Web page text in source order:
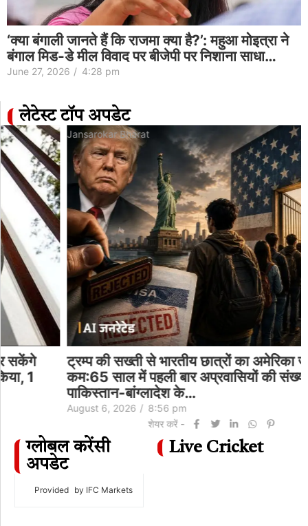
‘क्या बंगाली जानते हैं कि राजमा क्या है?’: महुआ मोइत्रा ने
बंगाल मिड-डे मील विवाद पर बीजेपी पर निशाना साधा…
June 27, 2026 / 4:28 pm
लेटेस्ट टॉप अपडेट
Jansarokar Bharat
ट्रम्प की सख्ती से भारतीय छात्रों का अमेरिका जाना
कम:65 साल में पहली बार अप्रवासियों की संख्या घटी;
पाकिस्तान-बांग्लादेश के…
August 6, 2026 / 8:56 pm
ग्लोबल करेंसी
अपडेट
Provided by IFC Markets
Live Cricket